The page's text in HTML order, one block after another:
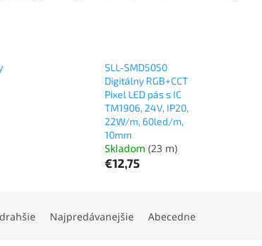
SLL-SMD5050
Digitálny RGB+CCT
Pixel LED pás s IC
TM1906, 24V, IP20,
22W/m, 60led/m,
10mm
Skladom (23 m)
€12,75
Najpredávanejšie Abecedne